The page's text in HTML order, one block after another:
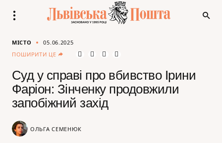
МІСТО
05.06.2025
ПОШИРИТИ ЦЕ
Суд у справі про вбивство Ірини
Фаріон: Зінченку продовжили
запобіжний захід
ОЛЬГА СЕМЕНЮК